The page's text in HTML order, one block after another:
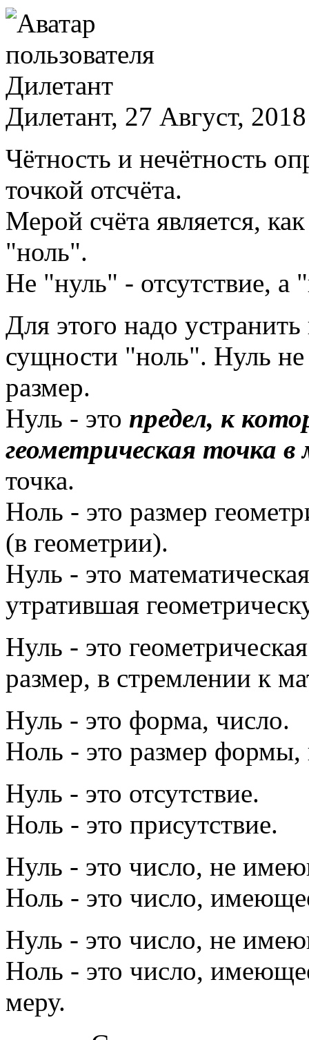
Дилетант, 27 Август,
Чётность и нечётность
точкой отсчёта.
Мерой счёта является,
"ноль".
Не "нуль" - отсутствие, а
Для этого надо
сущности "ноль". Нуль не
размер.
Нуль - это предел, к
геометрическая точка
точка.
Ноль - это размер
(в геометрии).
Нуль - это
утратившая
Нуль - это
размер, в стремлении к
Нуль - это форма, число.
Ноль - это размер формы,
Нуль - это отсутствие.
Ноль - это присутствие.
Нуль - это число, не
Ноль - это число,
Нуль - это число, не
Ноль - это число,
меру.